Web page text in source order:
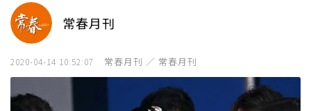
常春月刊
2020-04-14 10:52:07 常春月刊 ／ 常春月刊